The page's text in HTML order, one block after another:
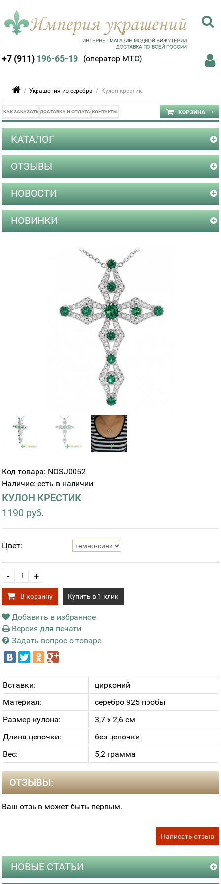
+7 (911) 196-65-19 (оператор МТС)
/Украшения из серебра / Кулон крестик
КАК ЗАКАЗАТЬ ДОСТАВКА И ОПЛАТА КОНТАКТЫ
КАТАЛОГ
ОТЗЫВЫ
НОВОСТИ
НОВИНКИ
Код товара: NOSJ0052
Наличие: есть в наличии
КУЛОН КРЕСТИК
1190 руб.
Цвет:
- +
В корзину Купить в 1 клик
Добавить в избранное
Версия для печати
Задать вопрос о товаре
Вставки:
цирконий
Материал:
серебро 925 пробы
Размер кулона:
3,7 х 2,6 см
Длина цепочки:
без цепочки
Вес:
5,2 грамма
ОТЗЫВЫ:
Ваш отзыв может быть первым.
Написать отзыв
НОВЫЕ СТАТЬИ